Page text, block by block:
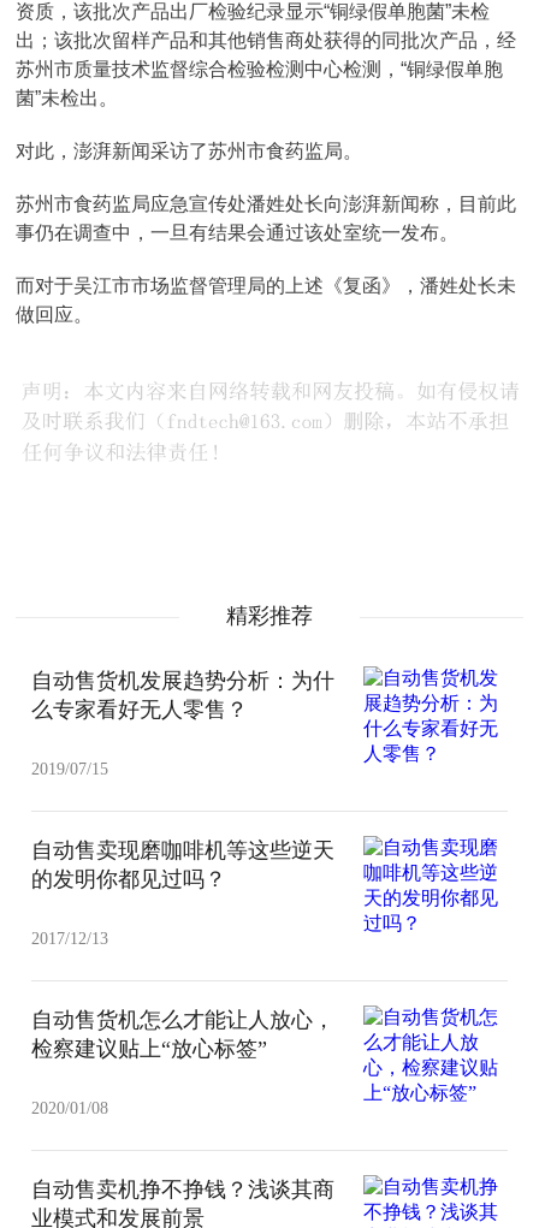
资质，该批次产品出厂检验纪录显示“铜绿假单胞菌”未检
出；该批次留样产品和其他销售商处获得的同批次产品，经
苏州市质量技术监督综合检验检测中心检测，“铜绿假单胞
菌”未检出。
对此，澎湃新闻采访了苏州市食药监局。
苏州市食药监局应急宣传处潘姓处长向澎湃新闻称，目前此
事仍在调查中，一旦有结果会通过该处室统一发布。
而对于吴江市市场监督管理局的上述《复函》，潘姓处长未
做回应。
精彩推荐
自动售货机发展趋势分析：为什
么专家看好无人零售？
2019/07/15
自动售卖现磨咖啡机等这些逆天
的发明你都见过吗？
2017/12/13
自动售货机怎么才能让人放心，
检察建议贴上“放心标签”
2020/01/08
自动售卖机挣不挣钱？浅谈其商
业模式和发展前景